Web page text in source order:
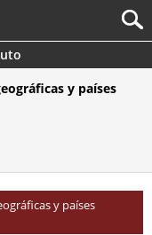
y países
y países